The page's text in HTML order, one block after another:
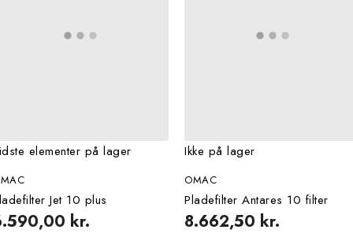
elementer på lager
Jet 10 plus
kr.
Ikke på lager
OMAC
Pladefilter Antares 10 filter
8.662,50 kr.